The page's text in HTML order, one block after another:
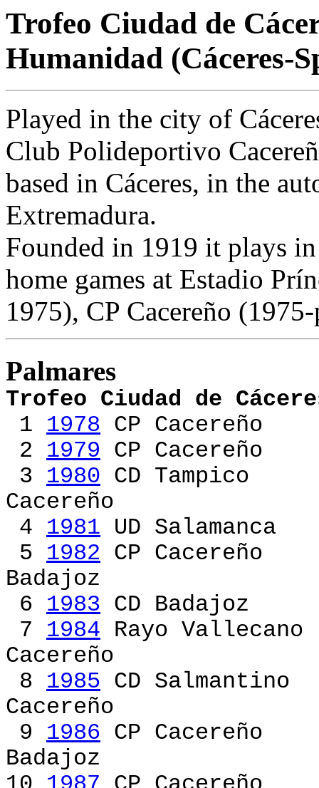
Trofeo Ciudad de
Humanidad (Cáceres-
Played in the city of
Club Polideportivo
based in Cáceres, in the
Extremadura.
Founded in 1919 it plays
home games at Estadio
1975), CP Cacereño
Palmares
Trofeo Ciudad de
1 1978 CP
2 1979 CP
3 1980 CD
Cacereño [CD
4 1981 UD
5 1982 CP
Badajoz
6 1983 CD
7 1984 Rayo
Cacereño [Rayo
8 1985 CD
Cacereño [CD
9 1986 CP
Badajoz [CP